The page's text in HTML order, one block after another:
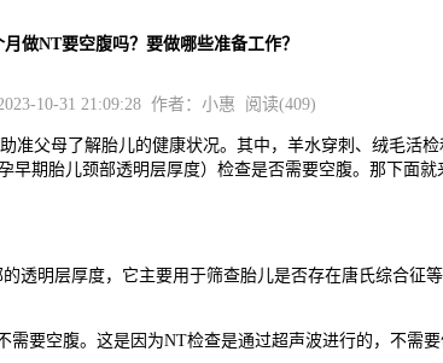
月做NT要空腹吗？要做哪些准备工作？
10-31 21:09:28 作者：小惠 阅读(409)
父母了解胎儿的健康状况。其中，羊水穿刺、绒毛活
期胎儿颈部透明层厚度）检查是否需要空腹。那下面
明层厚度，它主要用于筛查胎儿是否存在唐氏综合征
空腹。这是因为NT检查是通过超声波进行的，不需